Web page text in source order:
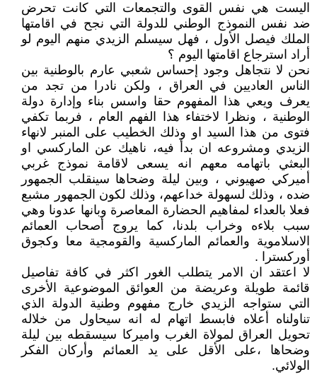
اليست هي نفس القوى والتجمعات التي كانت تحرض
ضد نفس النموذج الوطني للدولة التي نجح في اقامتها
الملك فيصل الأول ، فهل سيسلم الزيدي منهم اليوم لو
أراد استرجاع اقامتها اليوم ؟
نحن لا نتجاهل وجود إحساس شعبي عارم بالوطنية بين
الناس العاديين في العراق ، ولكن نادرا من تجد من
يعرف ويعي هذا المفهوم حقا واسس بناء وإدارة دولة
الوطنية ، ونظرا لاختفاء هذا الفهم العام ، فربما تكفي
فتوى من هذا السيد او وذلك الخطيب على المنبر لانهاء
الزيدي ومشروعه ان بدأ فيه، ناهيك عن الماركسي او
البعثي باتهامه معهم انه يسعى لاقامة نموذج غربي
أميركي صهيوني ، وبين ليلة وضحاها سينقلب الجمهور
ضده ، وذلك لسهولة خداعهم، وذلك لكون الجمهور مشبع
فعلا بالعداء لمفاهيم الحضارة المعاصرة وبانها عدونا وهي
سبب بلاءه وخراب بلدنا، كما يروج أصحاب العمائم
الاسلاموية والعمائم الماركسية والقومجية معا وكجوق
أوركسترا .
لا اعتقد ان الامر يتطلب الغور اكثر في كافة تفاصيل
قائمة طويلة وعريضة من العوائق الموضوعية الأخرى
التي ستواجه الزيدي خارج مفهوم وطنية الدولة الذي
تناولناه أعلاه فابسط اتهام له انه سيحاول من خلاله
تحويل العراق لمولاة الغرب واميركا سيسقطه بين ليلة
وضحاها ،على الأقل على يد العمائم وأركان الفكر
الولائي.